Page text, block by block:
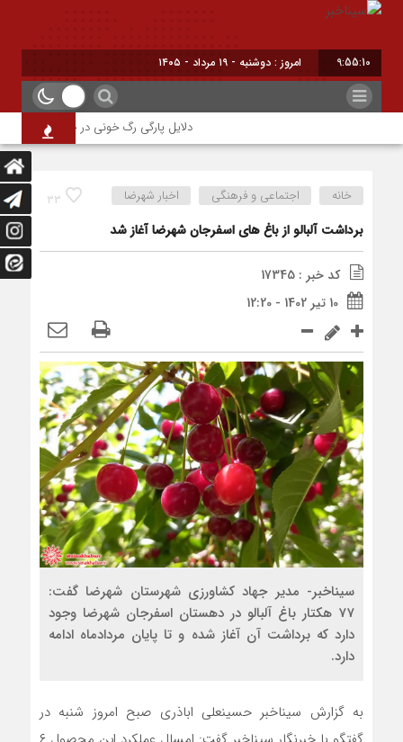
9:55:10 امروز : دوشنبه - ۱۹ مرداد - ۱۴۰۵
دلایل پارگی رگ خونی در چشم/ چه موقع
33 خانه اجتماعی و فرهنگی اخبار شهرضا
برداشت آلبالو از باغ های اسفرجان شهرضا آغاز شد
کد خبر : 17345
10 تیر 1402 - 12:20
سیناخبر- مدیر جهاد کشاورزی شهرستان شهرضا گفت:
77 هکتار باغ آلبالو در دهستان اسفرجان شهرضا وجود
دارد که برداشت آن آغاز شده و تا پایان مردادماه ادامه
دارد.
به گزارش سیناخبر حسینعلی اباذری صبح امروز شنبه در